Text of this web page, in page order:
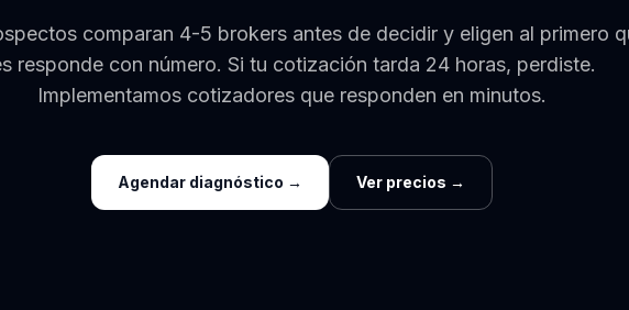
comparan 4-5 brokers antes de decidir y eligen al primero
responde con número. Si tu cotización tarda 24 horas, perdiste.
Implementamos cotizadores que responden en minutos.
Agendar diagnóstico → Ver precios →